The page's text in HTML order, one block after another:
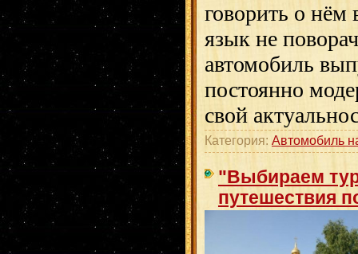
говорить о
язык не
автомобиль
постоянно
свой
Категория: Автомобиль
"Выбираем
путешествия